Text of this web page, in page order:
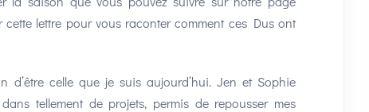
cette lettre pour vous raconter comment ces Dus ont
d’être celle que je suis aujourd’hui. Jen et Sophie
tellement de projets, permis de repousser mes